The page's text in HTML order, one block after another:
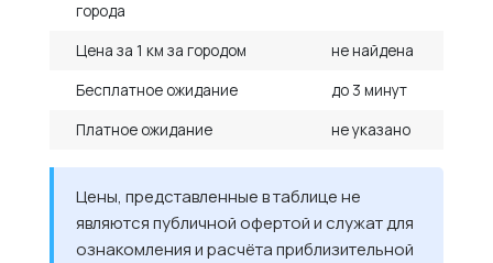
города
Цена за 1 км за городом
не найдена
Бесплатное ожидание
до 3 минут
Платное ожидание
не указано
Цены, представленные в таблице не
являются публичной офертой и служат для
ознакомления и расчёта приблизительной